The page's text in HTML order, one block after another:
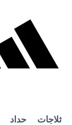
ثلاجات حداد